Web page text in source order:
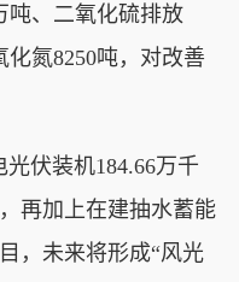
吨、二氧化硫排放
化氮8250吨，对改善
伏装机184.66万千
再加上在建抽水蓄能
，未来将形成“风光